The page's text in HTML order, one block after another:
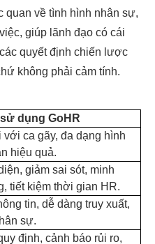
quan về tình hình nhân sự,
giúp lãnh đạo có cái
quyết định chiến lược
không phải cảm tính.
dụng GoHR
với ca gãy, đa dạng hình
hiệu quả.
giảm sai sót, minh
tiết kiệm thời gian HR.
tin, dễ dàng truy xuất,
sự.
định, cảnh báo rủi ro,